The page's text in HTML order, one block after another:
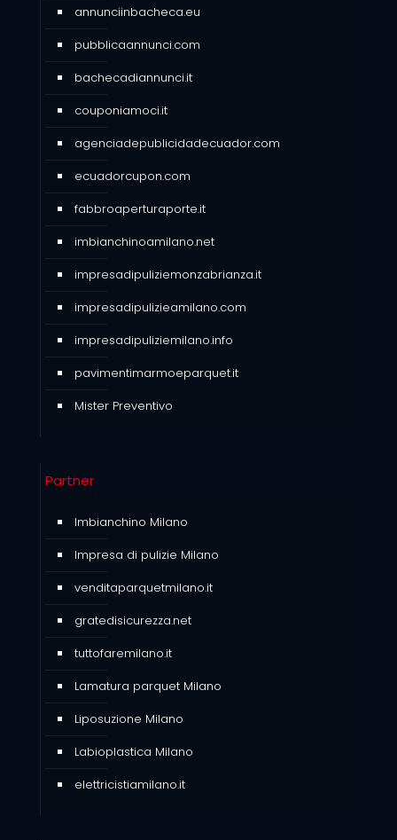
annunciinbacheca.eu
pubblicaannunci.com
bachecadiannunci.it
couponiamoci.it
agenciadepublicidadecuador.com
ecuadorcupon.com
fabbroaperturaporte.it
imbianchinoamilano.net
impresadipuliziemonzabrianza.it
impresadipulizieamilano.com
impresadipuliziemilano.info
pavimentimarmoeparquet.it
Mister Preventivo
Partner
Imbianchino Milano
Impresa di pulizie Milano
venditaparquetmilano.it
gratedisicurezza.net
tuttofaremilano.it
Lamatura parquet Milano
Liposuzione Milano
Labioplastica Milano
elettricistiamilano.it